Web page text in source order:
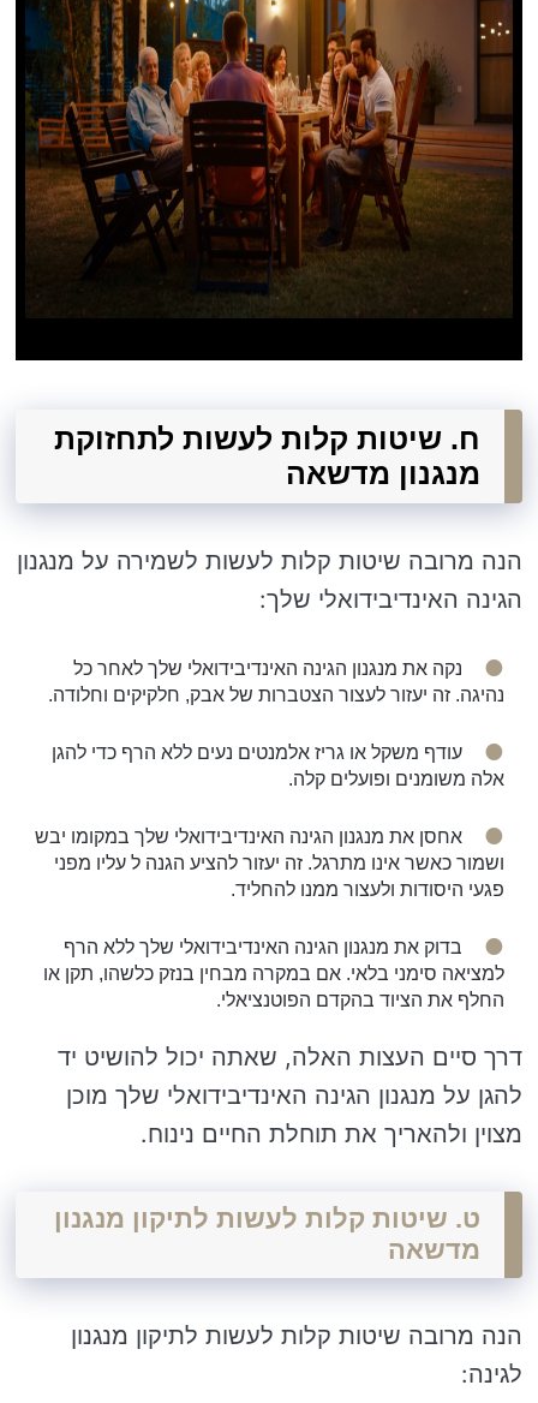
ח. שיטות קלות לעשות לתחזוקת
מנגנון מדשאה
הנה מרובה שיטות קלות לעשות לשמירה על מנגנון
הגינה האינדיבידואלי שלך:
נקה את מנגנון הגינה האינדיבידואלי שלך לאחר כל
נהיגה. זה יעזור לעצור הצטברות של אבק, חלקיקים וחלודה.
עודף משקל או גריז אלמנטים נעים ללא הרף כדי להגן
אלה משומנים ופועלים קלה.
אחסן את מנגנון הגינה האינדיבידואלי שלך במקומו יבש
ושמור כאשר אינו מתרגל. זה יעזור להציע הגנה ל עליו מפני
פגעי היסודות ולעצור ממנו להחליד.
בדוק את מנגנון הגינה האינדיבידואלי שלך ללא הרף
למציאה סימני בלאי. אם במקרה מבחין בנזק כלשהו, ​​תקן או
החלף את הציוד בהקדם הפוטנציאלי.
דרך סיים העצות האלה, שאתה יכול להושיט יד
להגן על מנגנון הגינה האינדיבידואלי שלך מוכן
מצוין ולהאריך את תוחלת החיים נינוח.
ט. שיטות קלות לעשות לתיקון מנגנון
מדשאה
הנה מרובה שיטות קלות לעשות לתיקון מנגנון
לגינה: